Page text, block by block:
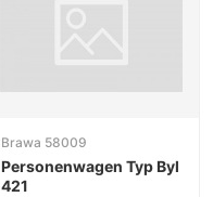
Brawa 58009
Personenwagen Typ Byl
421